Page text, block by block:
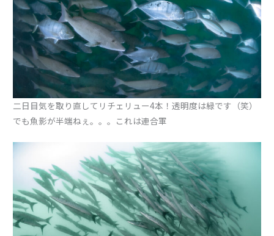
二日目気を取り直してリチェリュー4本！透明度は緑です（笑）
でも魚影が半端ねぇ。。。これは連合軍